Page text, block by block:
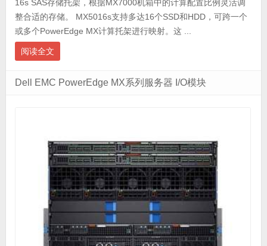
16s SAS存储托架，根据MX7000机箱中的计算配置比例灵活调
整合适的存储。 MX5016s支持多达16个SSD和HDD，可跨一个
或多个PowerEdge MX计算托架进行映射。这 ...
阅读全文
Dell EMC PowerEdge MX系列服务器 I/O模块